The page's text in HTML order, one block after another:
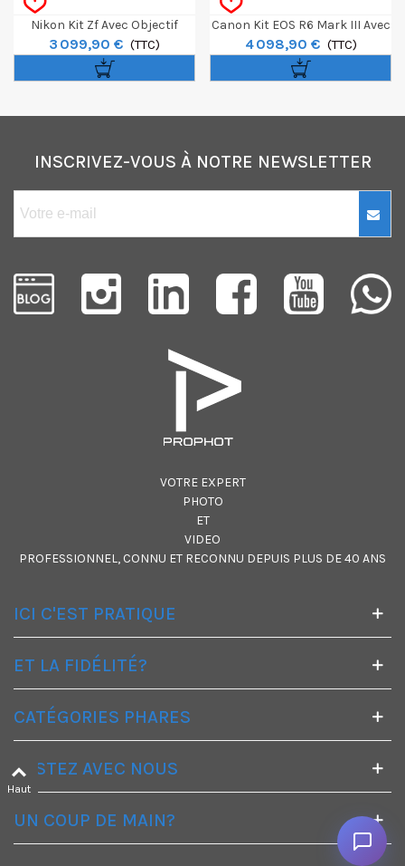
Nikon Kit Zf Avec Objectif
Nikkor 24-70mm F4
3 099,90 € (TTC)
Canon Kit EOS R6 Mark III Avec
Objectif RF 24-105mm F/4 L IS
USM
4 098,90 € (TTC)
INSCRIVEZ-VOUS À NOTRE NEWSLETTER
VOTRE EXPERT
PHOTO
ET
VIDEO
PROFESSIONNEL, CONNU ET RECONNU DEPUIS PLUS DE 40 ANS
ICI C'EST PRATIQUE
ET LA FIDÉLITÉ?
CATÉGORIES PHARES
RESTEZ AVEC NOUS
UN COUP DE MAIN?
Haut